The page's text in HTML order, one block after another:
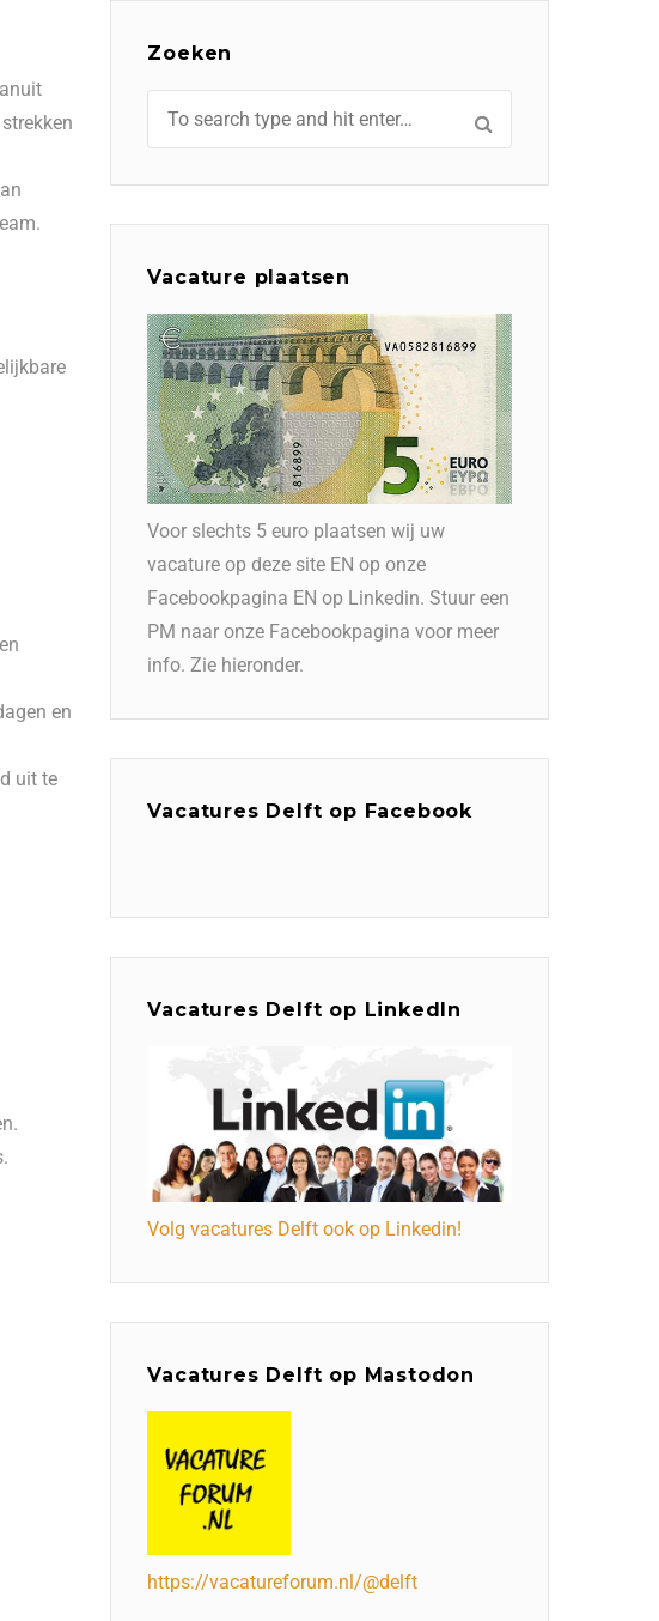
en
uit te
Zoeken
Vacature plaatsen
Voor slechts 5 euro plaatsen wij uw
vacature op deze site EN op onze
Facebookpagina EN op Linkedin. Stuur een
PM naar onze Facebookpagina voor meer
info. Zie hieronder.
Vacatures Delft op Facebook
Vacatures Delft op LinkedIn
Volg vacatures Delft ook op Linkedin!
Vacatures Delft op Mastodon
https://vacatureforum.nl/@delft